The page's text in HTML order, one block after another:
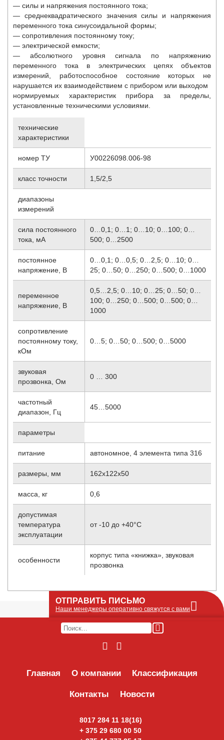
— силы и напряжения постоянного тока;
— среднеквадратического значения силы и напряжения
переменного тока синусоидальной формы;
— сопротивления постоянному току;
— электрической емкости;
— абсолютного уровня сигнала по напряжению
переменного тока в электрических цепях объектов
измерений, работоспособное состояние которых не
нарушается их взаимодействием с прибором или выходом
нормируемых характеристик прибора за пределы,
установленные техническими условиями.
технические
характеристики
номер ТУ У00226098.006-98
класс точности 1,5/2,5
диапазоны
измерений
сила постоянного
тока, мА
0…0,1; 0…1; 0…10; 0…100; 0…
500; 0…2500
постоянное
напряжение, В
0…0,1; 0…0,5; 0…2,5; 0…10; 0…
25; 0…50; 0…250; 0…500; 0…1000
переменное
напряжение, В
0,5…2,5; 0…10; 0…25; 0…50; 0…
100; 0…250; 0…500; 0…500; 0…
1000
сопротивление
постоянному току,
кОм
0…5; 0…50; 0…500; 0…5000
звуковая
прозвонка, Ом
0 … 300
частотный
диапазон, Гц
45…5000
параметры
питание автономное, 4 элемента типа 316
размеры, мм 162х122х50
масса, кг 0,6
допустимая
температура
эксплуатации
от -10 до +40°С
особенности
корпус типа «книжка», звуковая
прозвонка
Главная О компании Классификация
Контакты Новости
8017 284 11 18(16)
+ 375 29 680 00 50
ОТПРАВИТЬ ПИСЬМО
Наши менеджеры оперативно свяжутся с вами
Оставьте Ваше сообщение или запрос по
его получим по e-mail и оперативно ответим!